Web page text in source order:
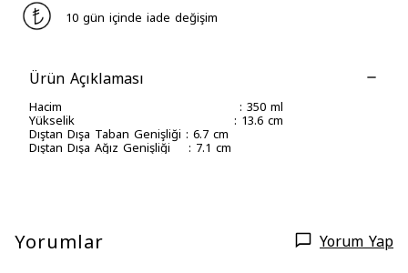
10 gün içinde iade değişim
Ürün Açıklaması
Hacim : 350 ml
Yükselik : 13.6 cm
Dıştan Dışa Taban Genişliği : 6.7 cm
Dıştan Dışa Ağız Genişliği : 7.1 cm
Yorumlar Yorum Yap